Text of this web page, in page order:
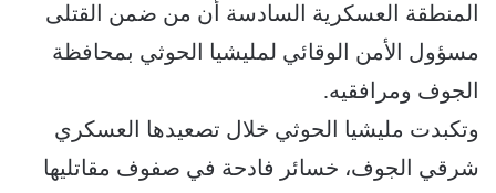
المنطقة العسكرية السادسة أن من ضمن القتلى
مسؤول الأمن الوقائي لمليشيا الحوثي بمحافظة
الجوف ومرافقيه.
وتكبدت مليشيا الحوثي خلال تصعيدها العسكري
شرقي الجوف، خسائر فادحة في صفوف مقاتليها